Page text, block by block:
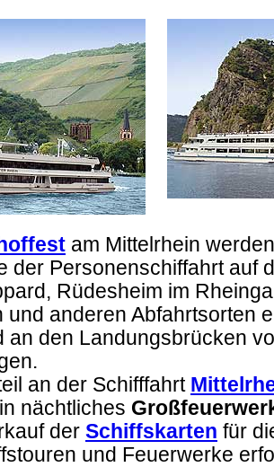
am Mittelrhein
der Personenschiffahrt auf
Rüdesheim im
und anderen Abfahrtsorten
an den Landungsbrücken
an der Schifffahrt
nächtliches
der Schiffskarten für
und Feuerwerke